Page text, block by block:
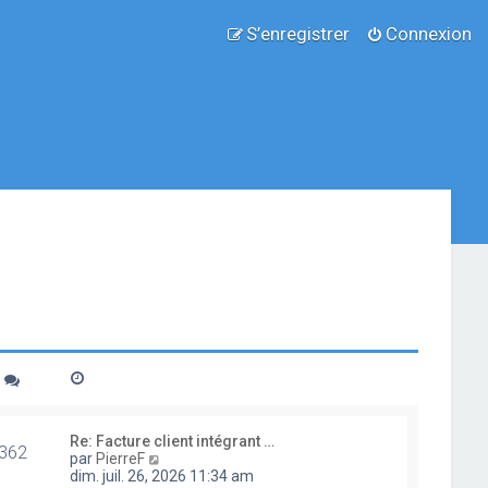
Connexion
S’enregistrer
Re: Facture client intégrant …
par PierreF
o
dim. juil. 26, 2026 11:34 am